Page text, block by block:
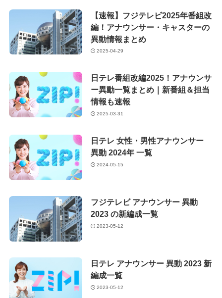
【速報】フジテレビ2025年番組改
編！アナウンサー・キャスターの
異動情報まとめ
2025-04-29
日テレ番組改編2025！アナウンサ
ー異動一覧まとめ｜新番組＆担当
情報も速報
2025-03-31
日テレ 女性・男性アナウンサー
異動 2024年 一覧
2024-05-15
フジテレビ アナウンサー 異動
2023 の新編成一覧
2023-05-12
日テレ アナウンサー 異動 2023 新
編成一覧
2023-05-12